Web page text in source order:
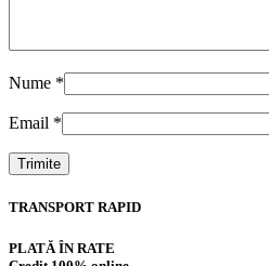
Nume *
Email *
TRANSPORT RAPID
PLATĂ ÎN RATE